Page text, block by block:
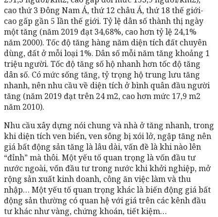
cao thứ 3 Đông Nam Á, thứ 12 châu Á, thứ 18 thế giới-
cao gấp gần 5 lần thế giới. Tỷ lệ dân số thành thị ngày
một tăng (năm 2019 đạt 34,68%, cao hơn tỷ lệ 24,1%
năm 2000). Tốc độ tăng hàng năm diện tích đất chuyên
dùng, đất ở mỗi loại 1%. Dân số mỗi năm tăng khoảng 1
triệu người. Tốc độ tăng số hộ nhanh hơn tốc độ tăng
dân số. Có mức sống tăng, tỷ trọng hộ trung lưu tăng
nhanh, nên nhu cầu về diện tích ở bình quân đầu người
tăng (năm 2019 đạt trên 24 m2, cao hơn mức 17,9 m2
năm 2010).
Nhu cầu xây dựng nói chung và nhà ở tăng nhanh, trong
khi diện tích ven biển, ven sông bị xói lở, ngập tăng nên
giá bất động sản tăng là lâu dài, vấn đề là khi nào lên
“đỉnh” mà thôi. Một yếu tố quan trọng là vốn đầu tư
nước ngoài, vốn đầu tư trong nước khi khởi nghiệp, mở
rộng sản xuất kinh doanh, công ăn việc làm và thu
nhập… Một yếu tố quan trọng khác là biến động giá bất
động sản thường có quan hệ với giá trên các kênh đầu
tư khác như vàng, chứng khoán, tiết kiệm…